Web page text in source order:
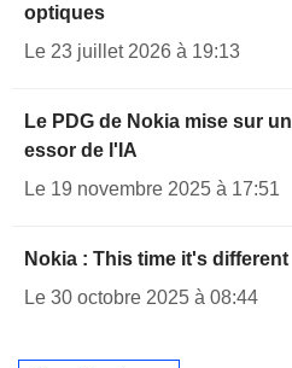
optiques
Le 23 juillet 2026 à 19:13
Le PDG de Nokia mise sur un
essor de l'IA
Le 19 novembre 2025 à 17:51
Nokia : This time it's different
Le 30 octobre 2025 à 08:44